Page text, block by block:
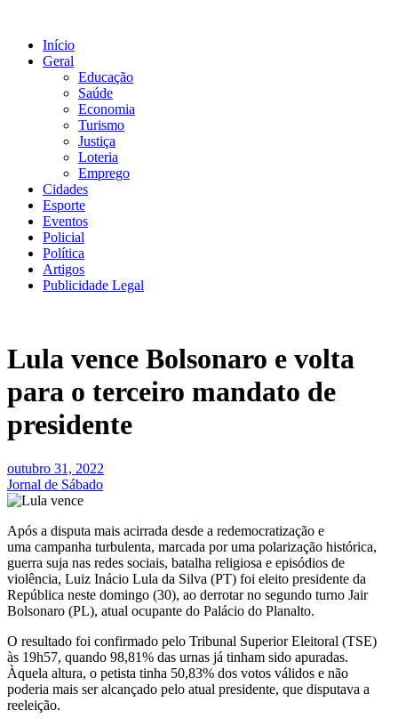
conteúdo
Início
Geral
Educação
Saúde
Economia
Turismo
Justiça
Loteria
Emprego
Cidades
Esporte
Eventos
Policial
Política
Artigos
Publicidade Legal
Lula vence Bolsonaro e volta
para o terceiro mandato de
presidente
outubro 31, 2022
Jornal de Sábado
Após a disputa mais acirrada desde a redemocratização e
uma campanha turbulenta, marcada por uma polarização histórica,
guerra suja nas redes sociais, batalha religiosa e episódios de
violência, Luiz Inácio Lula da Silva (PT) foi eleito presidente da
República neste domingo (30), ao derrotar no segundo turno Jair
Bolsonaro (PL), atual ocupante do Palácio do Planalto.
O resultado foi confirmado pelo Tribunal Superior Eleitoral (TSE)
às 19h57, quando 98,81% das urnas já tinham sido apuradas.
Àquela altura, o petista tinha 50,83% dos votos válidos e não
poderia mais ser alcançado pelo atual presidente, que disputava a
reeleição.